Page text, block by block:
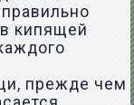
кипящей
прежде чем